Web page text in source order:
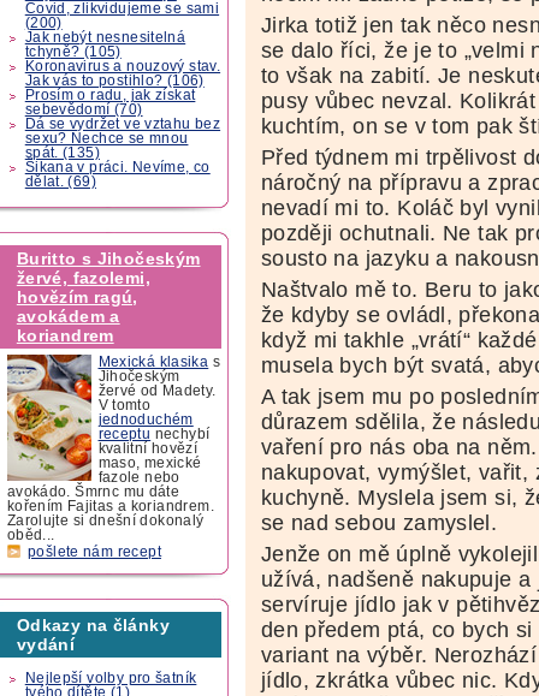
Covid, zlikvidujeme se sami
(200)
Jak nebýt nesnesitelná
tchyně? (105)
Koronavirus a nouzový stav.
Jak vás to postihlo? (106)
Prosím o radu, jak získat
sebevědomí (70)
Dá se vydržet ve vztahu bez
sexu? Nechce se mnou
spát. (135)
Šikana v práci. Nevíme, co
dělat. (69)
Buritto s Jihočeským
žervé, fazolemi,
hovězím ragú,
avokádem a
koriandrem
Mexická klasika s
Jihočeským
žervé od Madety.
V tomto
jednoduchém
receptu nechybí
kvalitní hovězí
maso, mexické
fazole nebo
avokádo. Šmrnc mu dáte
kořením Fajitas a koriandrem.
Zarolujte si dnešní dokonalý
oběd...
pošlete nám recept
Odkazy na články
vydání
Nejlepší volby pro šatník
tvého dítěte (1)
Jirka totiž jen tak něco
se dalo říci, že je to „velmi
to však na zabití. Je
pusy vůbec nevzal.
kuchtím, on se v tom pak
Před týdnem mi trpělivost
náročný na přípravu a
nevadí mi to. Koláč byl
později ochutnali. Ne tak
sousto na jazyku a
Naštvalo mě to. Beru to
že kdyby se ovládl,
když mi takhle „vrátí“
musela bych být svatá,
A tak jsem mu po
důrazem sdělila, že
vaření pro nás oba na
nakupovat, vymýšlet,
kuchyně. Myslela jsem si,
se nad sebou zamyslel.
Jenže on mě úplně
užívá, nadšeně nakupuje
servíruje jídlo jak v
den předem ptá, co bych
variant na výběr.
jídlo, zkrátka vůbec nic.